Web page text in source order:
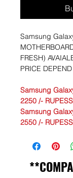
Samsung
FRESH)
PRICE
Samsung
2250 /- RUPESS
Samsung
2550 /- RUPESS